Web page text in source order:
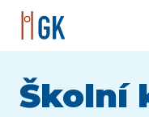
Školní